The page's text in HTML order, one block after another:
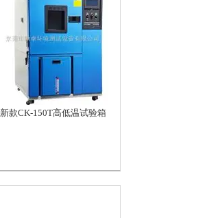
新款CK-150T高低温试验箱